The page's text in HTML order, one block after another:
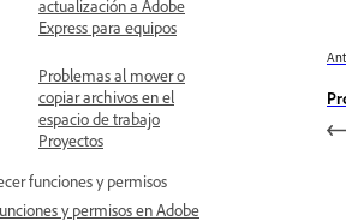
actualización a Adobe
Express para equipos
Problemas al mover o
copiar archivos en el
espacio de trabajo
Proyectos
funciones y permisos
y permisos en Adobe